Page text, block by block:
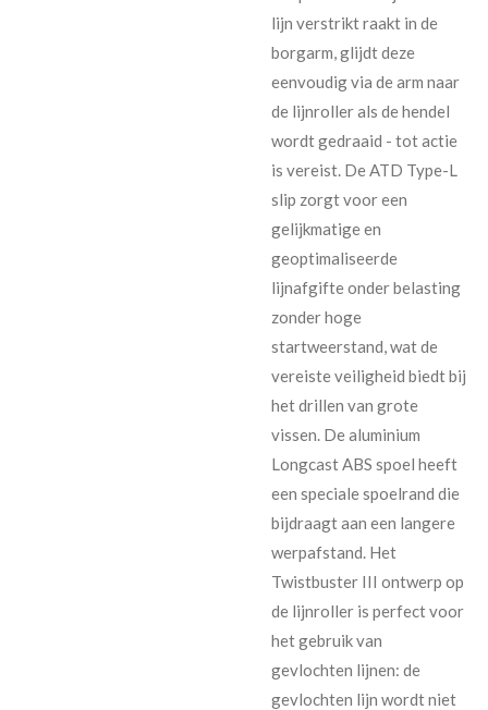
lijn verstrikt raakt in de
borgarm, glijdt deze
eenvoudig via de arm naar
de lijnroller als de hendel
wordt gedraaid - tot actie
is vereist. De ATD Type-L
slip zorgt voor een
gelijkmatige en
geoptimaliseerde
lijnafgifte onder belasting
zonder hoge
startweerstand, wat de
vereiste veiligheid biedt bij
het drillen van grote
vissen. De aluminium
Longcast ABS spoel heeft
een speciale spoelrand die
bijdraagt aan een langere
werpafstand. Het
Twistbuster III ontwerp op
de lijnroller is perfect voor
het gebruik van
gevlochten lijnen: de
gevlochten lijn wordt niet